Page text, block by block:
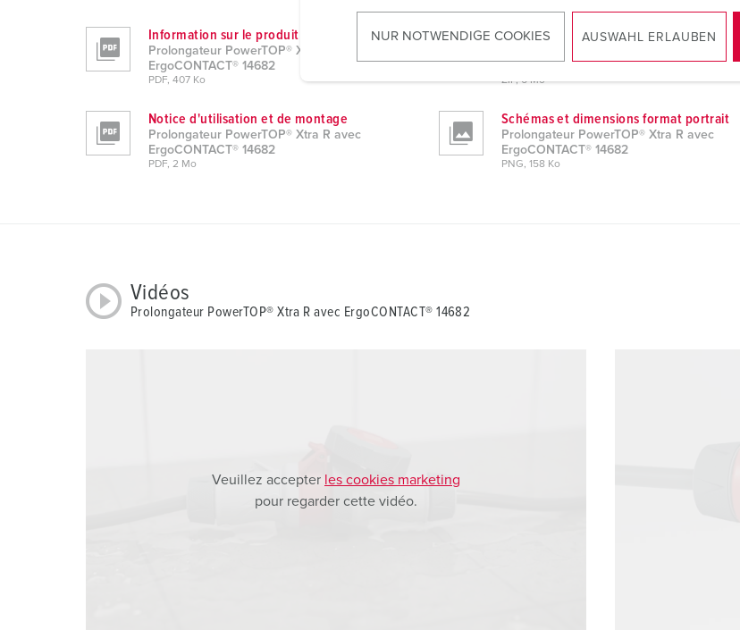
u
n
h
NUR NOTWENDIGE COOKIES AUSWAHL ERLAUBEN
Information sur le produit
Prolongateur PowerTOP® Xtra R avec
ErgoCONTACT® 14682
PDF, 407 Ko
Données CAO 3D STP
ZIP, 6 Mo
Notice d'utilisation et de montage
Prolongateur PowerTOP® Xtra R avec
ErgoCONTACT® 14682
PDF, 2 Mo
Schémas et dimensions format portrait
Prolongateur PowerTOP® Xtra R avec
ErgoCONTACT® 14682
PNG, 158 Ko
Vidéos
Prolongateur PowerTOP® Xtra R avec ErgoCONTACT® 14682
Veuillez accepter les cookies marketing
pour regarder cette vidéo.